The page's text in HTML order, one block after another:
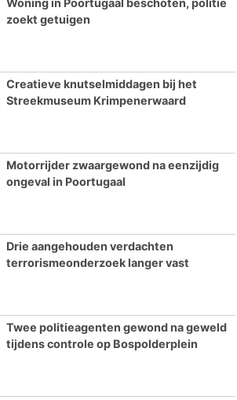
Woning in Poortugaal beschoten, politie
zoekt getuigen
Creatieve knutselmiddagen bij het
Streekmuseum Krimpenerwaard
Motorrijder zwaargewond na eenzijdig
ongeval in Poortugaal
Drie aangehouden verdachten
terrorismeonderzoek langer vast
Twee politieagenten gewond na geweld
tijdens controle op Bospolderplein